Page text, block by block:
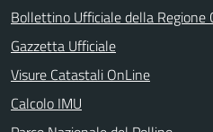
Bollettino Ufficiale della Regione
Gazzetta Ufficiale
Visure Catastali OnLine
Calcolo IMU